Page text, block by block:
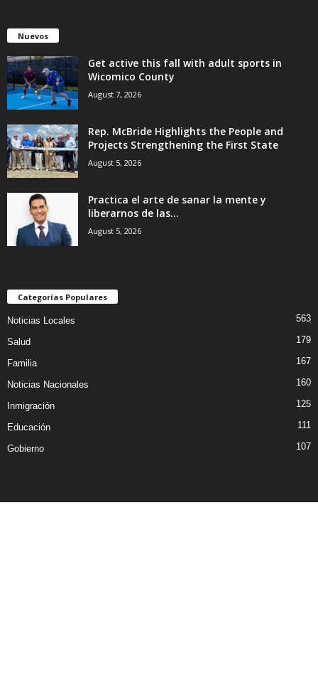
Nuevos
Get active this fall with adult sports in
Wicomico County
August 7, 2026
Rep. McBride Highlights the People and
Projects Strengthening the First State
August 5, 2026
Practica el arte de sanar la mente y
liberarnos de las...
August 5, 2026
Categorías Populares
Noticias Locales 563
Salud 179
Familia 167
Noticias Nacionales 160
Inmigración 125
Educación 111
Gobierno 107